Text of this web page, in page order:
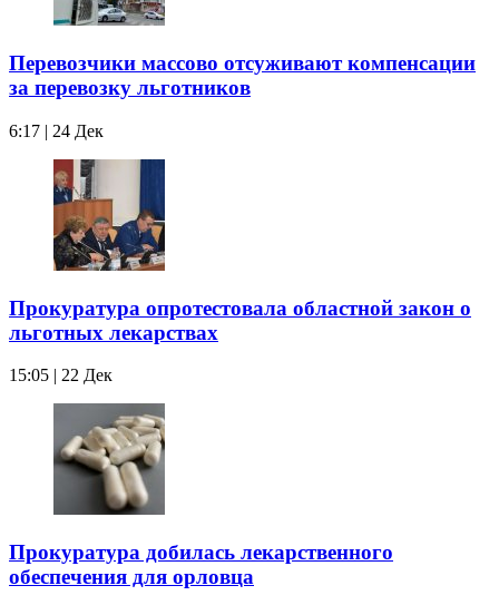
Перевозчики массово отсуживают компенсации
за перевозку льготников
6:17 | 24 Дек
Прокуратура опротестовала областной закон о
льготных лекарствах
15:05 | 22 Дек
Прокуратура добилась лекарственного
обеспечения для орловца